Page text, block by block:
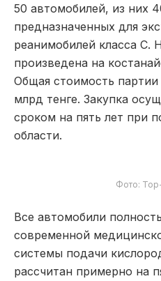
50 автомобилей, из них
предназначенных для
реанимобилей класса C.
произведена на
Общая стоимость партии
млрд тенге. Закупка
сроком на пять лет при
области.
Фото:
Все автомобили
современной
системы подачи
рассчитан примерно на